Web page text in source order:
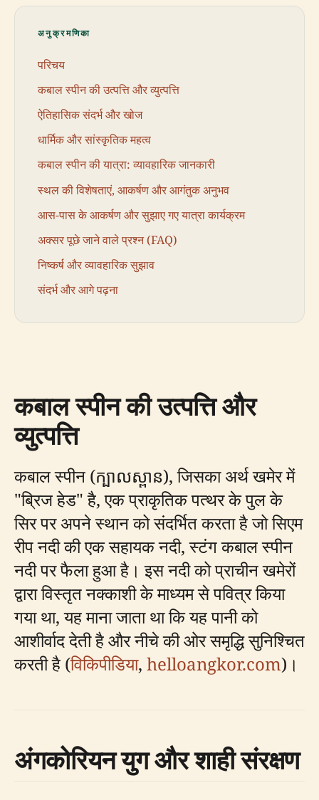
अनुक्रमणिका
परिचय
कबाल स्पीन की उत्पत्ति और व्युत्पत्ति
ऐतिहासिक संदर्भ और खोज
धार्मिक और सांस्कृतिक महत्व
कबाल स्पीन की यात्रा: व्यावहारिक जानकारी
स्थल की विशेषताएं, आकर्षण और आगंतुक अनुभव
आस-पास के आकर्षण और सुझाए गए यात्रा कार्यक्रम
अक्सर पूछे जाने वाले प्रश्न (FAQ)
निष्कर्ष और व्यावहारिक सुझाव
संदर्भ और आगे पढ़ना
कबाल स्पीन की उत्पत्ति और
व्युत्पत्ति
कबाल स्पीन (ក្បាលស្ពាន), जिसका अर्थ खमेर में
"ब्रिज हेड" है, एक प्राकृतिक पत्थर के पुल के
सिर पर अपने स्थान को संदर्भित करता है जो सिएम
रीप नदी की एक सहायक नदी, स्टंग कबाल स्पीन
नदी पर फैला हुआ है। इस नदी को प्राचीन खमेरों
द्वारा विस्तृत नक्काशी के माध्यम से पवित्र किया
गया था, यह माना जाता था कि यह पानी को
आशीर्वाद देती है और नीचे की ओर समृद्धि सुनिश्चित
करती है (विकिपीडिया, helloangkor.com)।
अंगकोरियन युग और शाही संरक्षण